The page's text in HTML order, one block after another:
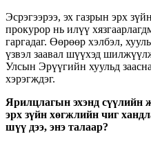
Эсрэгээрээ, эх газрын эрх
прокурор нь илүү
гаргадаг. Өөрөөр хэлбэл,
үзвэл заавал шүүхэд
Улсын Эрүүгийн хуульд
хэрэгждэг.
Ярилцлагын эхэнд сүүлийн
эрх зүйн хөгжлийн чиг
шүү дээ, энэ талаар?